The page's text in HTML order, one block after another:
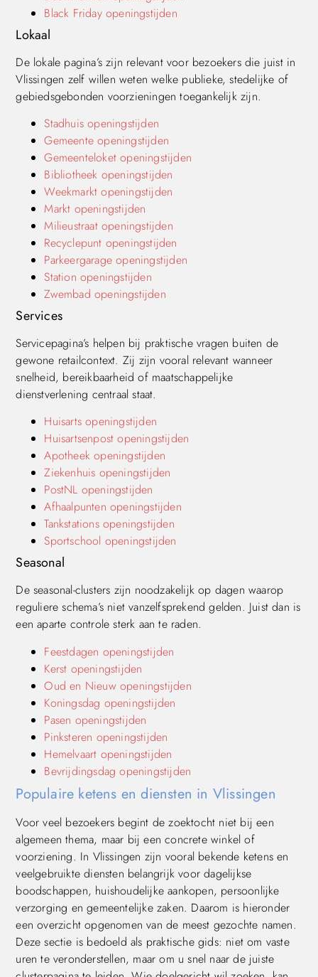
Black Friday openingstijden
Lokaal
De lokale pagina’s zijn relevant voor bezoekers die juist in
Vlissingen zelf willen weten welke publieke, stedelijke of
gebiedsgebonden voorzieningen toegankelijk zijn.
Stadhuis openingstijden
Gemeente openingstijden
Gemeenteloket openingstijden
Bibliotheek openingstijden
Weekmarkt openingstijden
Markt openingstijden
Milieustraat openingstijden
Recyclepunt openingstijden
Parkeergarage openingstijden
Station openingstijden
Zwembad openingstijden
Services
Servicepagina’s helpen bij praktische vragen buiten de
gewone retailcontext. Zij zijn vooral relevant wanneer
snelheid, bereikbaarheid of maatschappelijke
dienstverlening centraal staat.
Huisarts openingstijden
Huisartsenpost openingstijden
Apotheek openingstijden
Ziekenhuis openingstijden
PostNL openingstijden
Afhaalpunten openingstijden
Tankstations openingstijden
Sportschool openingstijden
Seasonal
De seasonal-clusters zijn noodzakelijk op dagen waarop
reguliere schema’s niet vanzelfsprekend gelden. Juist dan is
een aparte controle sterk aan te raden.
Feestdagen openingstijden
Kerst openingstijden
Oud en Nieuw openingstijden
Koningsdag openingstijden
Pasen openingstijden
Pinksteren openingstijden
Hemelvaart openingstijden
Bevrijdingsdag openingstijden
Populaire ketens en diensten in Vlissingen
Voor veel bezoekers begint de zoektocht niet bij een
algemeen thema, maar bij een concrete winkel of
voorziening. In Vlissingen zijn vooral bekende ketens en
veelgebruikte diensten belangrijk voor dagelijkse
boodschappen, huishoudelijke aankopen, persoonlijke
verzorging en gemeentelijke zaken. Daarom is hieronder
een overzicht opgenomen van de meest gezochte namen.
Deze sectie is bedoeld als praktische gids: niet om vaste
uren te veronderstellen, maar om u snel naar de juiste